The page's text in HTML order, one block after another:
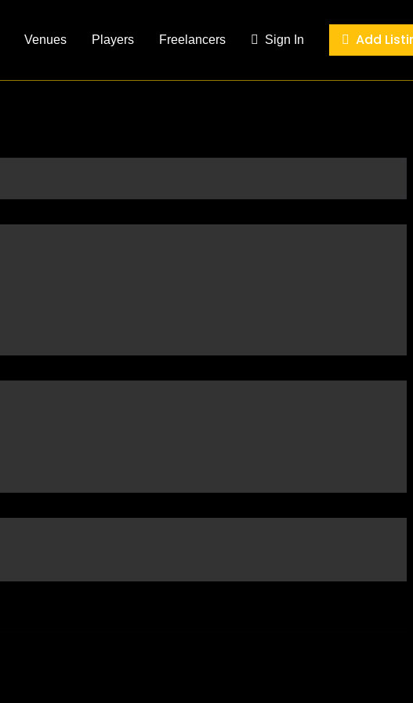
Venues Players Freelancers Sign In Add